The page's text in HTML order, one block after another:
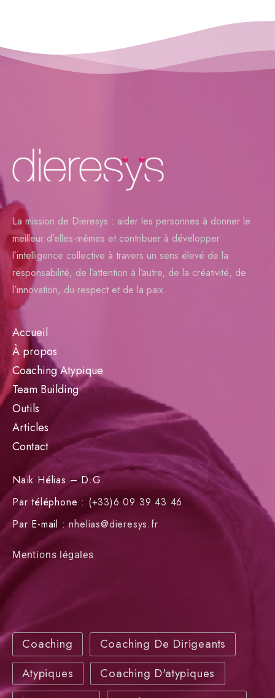
La mission de Dieresys : aider les personnes à donner le
meilleur d’elles-mêmes et contribuer à développer
l’intelligence collective à travers un sens élevé de la
responsabilité, de l’attention à l’autre, de la créativité, de
l’innovation, du respect et de la paix.
Accueil
À propos
Coaching Atypique
Team Building
Outils
Articles
Contact
Naïk Hélias – D.G.
Par téléphone : (+33)6 09 39 43 46
Par E-mail : nhelias@dieresys.fr
Mentions légales
Coaching
Coaching De Dirigeants
Atypiques
Coaching D'atypiques